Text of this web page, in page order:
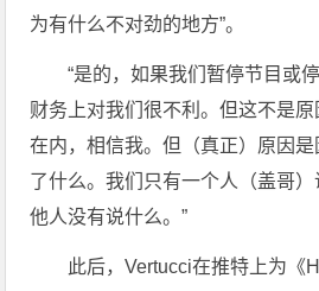
为有什么不对劲的地方”。
“是的，如果我们暂停节目或
财务上对我们很不利。但这不是
在内，相信我。但（真正）原因
了什么。我们只有一个人（盖哥
他人没有说什么。”
此后，Vertucci在推特上为《